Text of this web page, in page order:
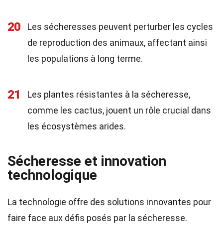
20
Les sécheresses peuvent perturber les cycles
de reproduction des animaux, affectant ainsi
les populations à long terme.
21
Les plantes résistantes à la sécheresse,
comme les cactus, jouent un rôle crucial dans
les écosystèmes arides.
Sécheresse et innovation
technologique
La technologie offre des solutions innovantes pour
faire face aux défis posés par la sécheresse.